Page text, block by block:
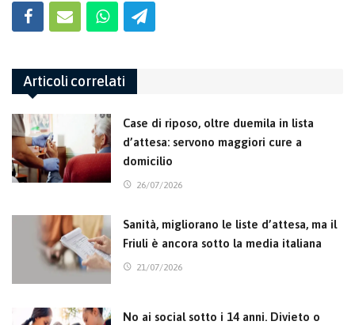
Articoli correlati
Case di riposo, oltre duemila in lista
d’attesa: servono maggiori cure a
domicilio
26/07/2026
Sanità, migliorano le liste d’attesa, ma il
Friuli è ancora sotto la media italiana
21/07/2026
No ai social sotto i 14 anni. Divieto o